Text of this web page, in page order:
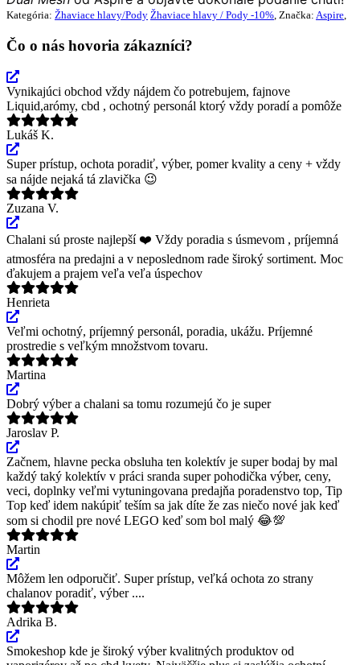
Kategória: Žhaviace hlavy/Pody Žhaviace hlavy / Pody -10%, Značka: Aspire,
Čo o nás hovoria zákazníci?
Vynikajúci obchod vždy nájdem čo potrebujem, fajnove
Liquid,arómy, cbd , ochotný personál ktorý vždy poradí a pomôže
Lukáš K.
Super prístup, ochota poradiť, výber, pomer kvality a ceny + vždy
sa nájde nejaká tá zlavička 😉
Zuzana V.
Chalani sú proste najlepší ❤️ Vždy poradia s úsmevom , príjemná
atmosféra na predajni a v neposlednom rade široký sortiment. Moc
ďakujem a prajem veľa veľa úspechov
Henrieta
Veľmi ochotný, príjemný personál, poradia, ukážu. Príjemné
prostredie s veľkým množstvom tovaru.
Martina
Dobrý výber a chalani sa tomu rozumejú čo je super
Jaroslav P.
Začnem, hlavne pecka obsluha ten kolektív je super bodaj by mal
každý taký kolektív v práci sranda super pohodička výber, ceny,
veci, doplnky veľmi vytuningovana predajňa poradenstvo top, Tip
Top keď idem nakúpiť teším sa jak díte že zas niečo nové jak keď
som si chodil pre nové LEGO keď som bol malý 😂💯
Martin
Môžem len odporučiť. Super prístup, veľká ochota zo strany
chalanov poradiť, výber ....
Adrika B.
Smokeshop kde je široký výber kvalitných produktov od